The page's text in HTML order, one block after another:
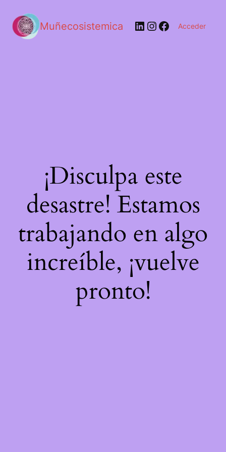
Muñecosistemica LinkedIn
Instagram
Facebook
Acceder
¡Disculpa este
desastre! Estamos
trabajando en algo
increíble, ¡vuelve
pronto!